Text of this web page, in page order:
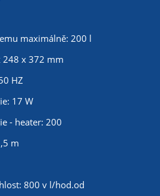
maximálně: 200 l
248 x 372 mm
HZ
17 W
- heater: 200
m
800 v l/hod.od